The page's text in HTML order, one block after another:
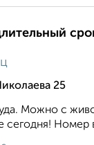
25
Можно с
сегодня! Номер